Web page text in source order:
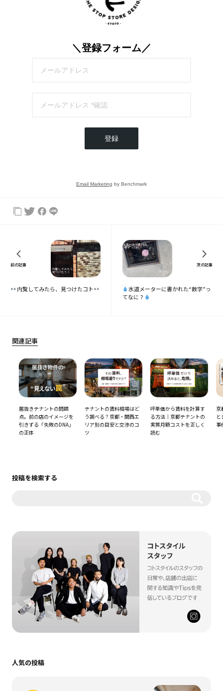
＼登録フォーム／
登録
Email Marketing by Benchmark
前の記事
内覧してみたら、見つけたコト
次の記事
水道メーターに書かれた“数字”っ
てなに？
関連記事
居抜きテナントの問題
点。前の店のイメージを
引きずる「失敗のDNA」
の正体
テナントの賃料相場はど
う調べる？京都・関西エ
リア別の目安と交渉のコ
坪単価から賃料を計算す
る方法｜京都テナントの
実質月額コストを正しく
読む
京
と
事例
投稿を検索する
人気の投稿